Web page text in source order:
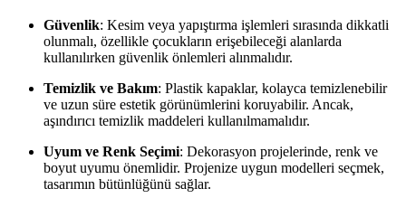
Güvenlik: Kesim veya yapıştırma işlemleri sırasında dikkatli
olunmalı, özellikle çocukların erişebileceği alanlarda
kullanılırken güvenlik önlemleri alınmalıdır.
Temizlik ve Bakım: Plastik kapaklar, kolayca temizlenebilir
ve uzun süre estetik görünümlerini koruyabilir. Ancak,
aşındırıcı temizlik maddeleri kullanılmamalıdır.
Uyum ve Renk Seçimi: Dekorasyon projelerinde, renk ve
boyut uyumu önemlidir. Projenize uygun modelleri seçmek,
tasarımın bütünlüğünü sağlar.